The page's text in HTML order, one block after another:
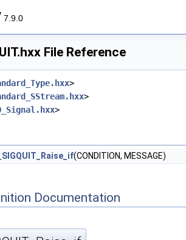
7.9.0
File Reference
>
>
>
(CONDITION, MESSAGE)
Documentation